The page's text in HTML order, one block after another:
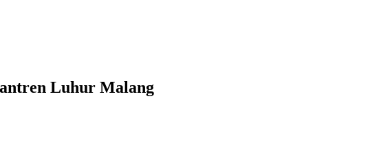
Luhur Malang